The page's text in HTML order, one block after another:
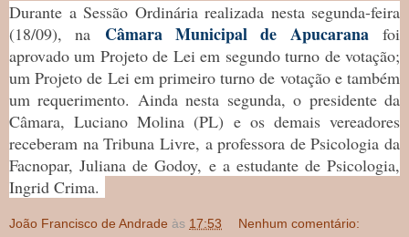
Durante a Sessão Ordinária realizada nesta segunda-feira
(18/09), na Câmara Municipal de Apucarana
foi
aprovado um Projeto de Lei em segundo turno de votação;
um Projeto de Lei em primeiro turno de votação e também
um requerimento. Ainda nesta segunda, o presidente da
Câmara, Luciano Molina (PL) e os demais vereadores
receberam na Tribuna Livre, a professora de Psicologia da
Facnopar, Juliana de Godoy, e a estudante de Psicologia,
Ingrid Crima.
João Francisco de Andrade às 17:53 Nenhum comentário: